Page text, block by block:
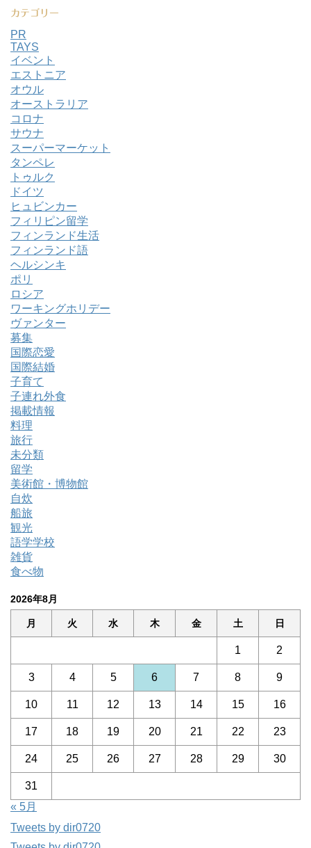
カテゴリー
PR
TAYS
イベント
エストニア
オウル
オーストラリア
コロナ
サウナ
スーパーマーケット
タンペレ
トゥルク
ドイツ
ヒュビンカー
フィリピン留学
フィンランド生活
フィンランド語
ヘルシンキ
ポリ
ロシア
ワーキングホリデー
ヴァンター
募集
国際恋愛
国際結婚
子育て
子連れ外食
掲載情報
料理
旅行
未分類
留学
美術館・博物館
自炊
船旅
観光
語学学校
雑貨
食べ物
2026年8月
月 火 水 木 金 土 日
1 2
3 4 5 6 7 8 9
10 11 12 13 14 15 16
17 18 19 20 21 22 23
24 25 26 27 28 29 30
31
« 5月
Tweets by dir0720